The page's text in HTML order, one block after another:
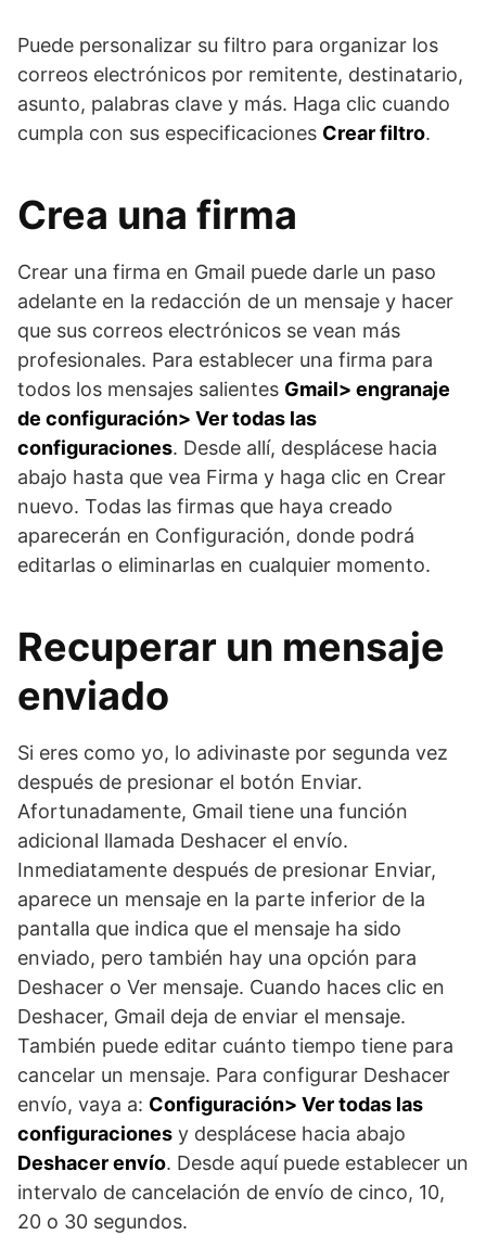
Puede personalizar su filtro para organizar los
correos electrónicos por remitente, destinatario,
asunto, palabras clave y más. Haga clic cuando
cumpla con sus especificaciones Crear filtro.
Crea una firma
Crear una firma en Gmail puede darle un paso
adelante en la redacción de un mensaje y hacer
que sus correos electrónicos se vean más
profesionales. Para establecer una firma para
todos los mensajes salientes Gmail> engranaje
de configuración> Ver todas las
configuraciones. Desde allí, desplácese hacia
abajo hasta que vea Firma y haga clic en Crear
nuevo. Todas las firmas que haya creado
aparecerán en Configuración, donde podrá
editarlas o eliminarlas en cualquier momento.
Recuperar un mensaje
enviado
Si eres como yo, lo adivinaste por segunda vez
después de presionar el botón Enviar.
Afortunadamente, Gmail tiene una función
adicional llamada Deshacer el envío.
Inmediatamente después de presionar Enviar,
aparece un mensaje en la parte inferior de la
pantalla que indica que el mensaje ha sido
enviado, pero también hay una opción para
Deshacer o Ver mensaje. Cuando haces clic en
Deshacer, Gmail deja de enviar el mensaje.
También puede editar cuánto tiempo tiene para
cancelar un mensaje. Para configurar Deshacer
envío, vaya a: Configuración> Ver todas las
configuraciones y desplácese hacia abajo
Deshacer envío. Desde aquí puede establecer un
intervalo de cancelación de envío de cinco, 10,
20 o 30 segundos.